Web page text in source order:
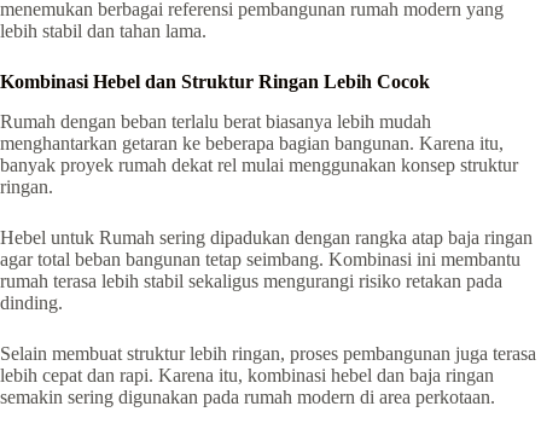
menemukan berbagai referensi pembangunan rumah modern yang
lebih stabil dan tahan lama.
Kombinasi Hebel dan Struktur Ringan Lebih Cocok
Rumah dengan beban terlalu berat biasanya lebih mudah
menghantarkan getaran ke beberapa bagian bangunan. Karena itu,
banyak proyek rumah dekat rel mulai menggunakan konsep struktur
ringan.
Hebel untuk Rumah sering dipadukan dengan rangka atap baja ringan
agar total beban bangunan tetap seimbang. Kombinasi ini membantu
rumah terasa lebih stabil sekaligus mengurangi risiko retakan pada
dinding.
Selain membuat struktur lebih ringan, proses pembangunan juga terasa
lebih cepat dan rapi. Karena itu, kombinasi hebel dan baja ringan
semakin sering digunakan pada rumah modern di area perkotaan.